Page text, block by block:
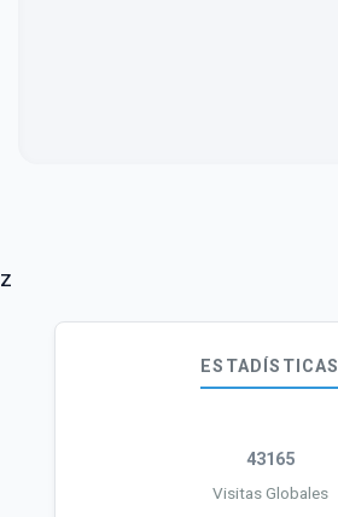
z
ESTADÍSTICAS
43165
Visitas Globales